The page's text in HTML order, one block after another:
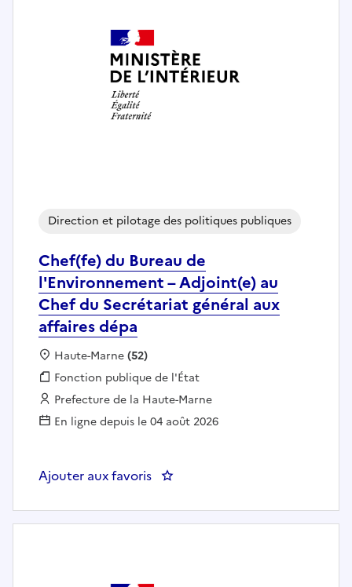
Chef(fe) du Bureau de
l'Environnement – Adjoint(e) au
Chef du Secrétariat général aux
affaires dépa
Direction et pilotage des politiques publiques
Localisation :
Haute-Marne(52)
Fonction publique :
Fonction publique de l'État
Employeur :
Prefecture de la Haute-Marne
En ligne depuis le 04 août 2026
Ajouter aux favoris : Chef(fe) du Bureau de